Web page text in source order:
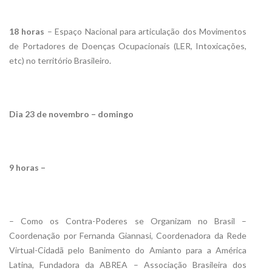
18 horas – Espaço Nacional para articulação dos Movimentos
de Portadores de Doenças Ocupacionais (LER, Intoxicações,
etc) no território Brasileiro.
Dia 23 de novembro – domingo
9 horas –
– Como os Contra-Poderes se Organizam no Brasil –
Coordenação por Fernanda Giannasi, Coordenadora da Rede
Virtual-Cidadã pelo Banimento do Amianto para a América
Latina, Fundadora da ABREA – Associação Brasileira dos